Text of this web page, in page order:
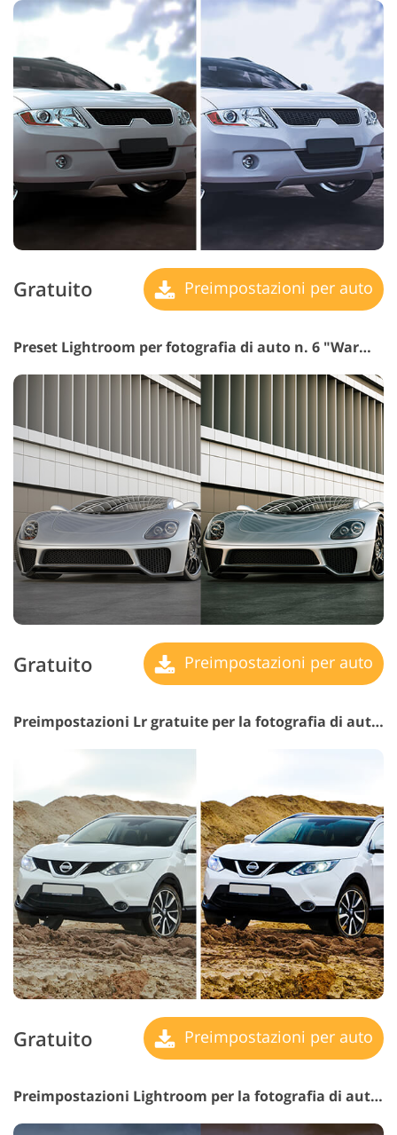
Gratuito Preimpostazioni per auto
Preset Lightroom per fotografia di auto n. 6 "Warm Colors"
Gratuito Preimpostazioni per auto
Preimpostazioni Lr gratuite per la fotografia di automobili n. 7 "Saturation"
Gratuito Preimpostazioni per auto
Preimpostazioni Lightroom per la fotografia di automobili n. 8 "Old Film"